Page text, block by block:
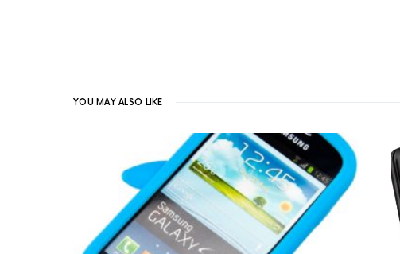
YOU MAY ALSO LIKE